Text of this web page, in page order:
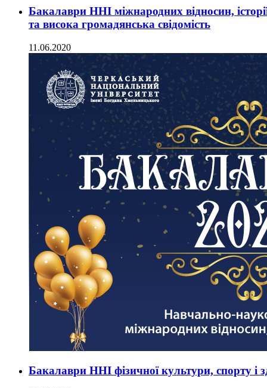
Бакалаври ННІ міжнародних відносин,
та висока громадянська свідомість
11.06.2020
Бакалаври ННІ фізичної культури, спорту і